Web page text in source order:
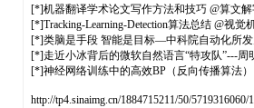
[*]机器翻译学术论⽂写作⽅法和技巧 @算文解
[*]Tracking-Learning-Detection算法总结 @视觉
[*]类脑是手段 智能是目标—中科院自动化所
[*]走近小冰背后的微软自然语言“特攻队”---周
[*]神经网络训练中的高效BP（反向传播算法）
http://tp4.sinaimg.cn/1884715211/50/